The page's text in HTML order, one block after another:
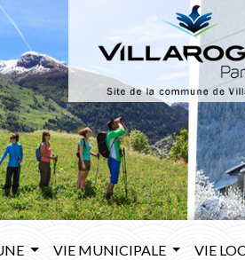
VIE MUNICIPALE VIE